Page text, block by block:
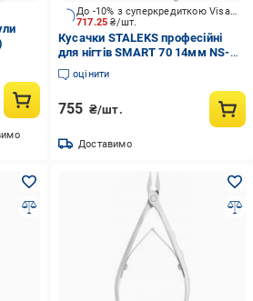
717.25₴/шт.
До -10% з суперкредиткою Visa Вигода
Кусачки STALEKS професійні
для нігтів SMART 70 14мм NS-
70-14
оцінити
755 ₴/шт.
Доставимо